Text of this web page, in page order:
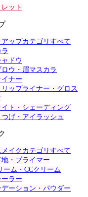
ット
アップカテゴリすべて
ドウ
ロウ・眉マスカラ
ナー
リップライナー・グロス
ト・シェーディング
げ・アイラッシュ
イクカテゴリすべて
・プライマー
ーム・CCクリーム
ーラー
デーション・パウダー